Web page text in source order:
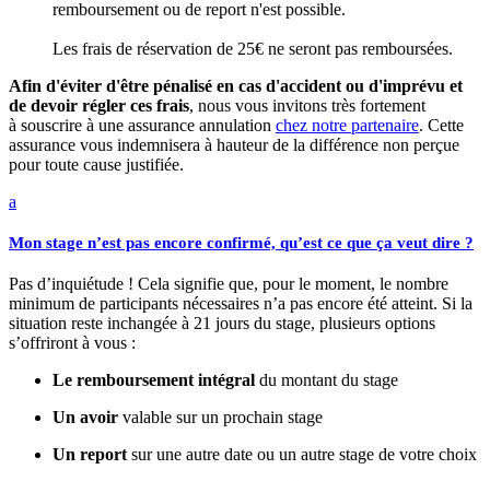
remboursement ou de report n'est possible.
Les frais de réservation de 25€ ne seront pas remboursées.
Afin d'éviter d'être pénalisé en cas d'accident ou d'imprévu et
de devoir régler ces frais, nous vous invitons très fortement
à souscrire à une assurance annulation chez notre partenaire. Cette
assurance vous indemnisera à hauteur de la différence non perçue
pour toute cause justifiée.
a
Mon stage n’est pas encore confirmé, qu’est ce que ça veut dire ?
Pas d’inquiétude ! Cela signifie que, pour le moment, le nombre
minimum de participants nécessaires n’a pas encore été atteint. Si la
situation reste inchangée à 21 jours du stage, plusieurs options
s’offriront à vous :
Le remboursement intégral du montant du stage
Un avoir valable sur un prochain stage
Un report sur une autre date ou un autre stage de votre choix